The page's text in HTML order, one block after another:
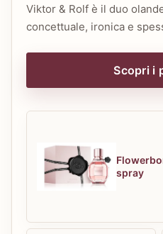
Viktor & Rolf è il duo
concettuale, ironica e
Scopri i
spray